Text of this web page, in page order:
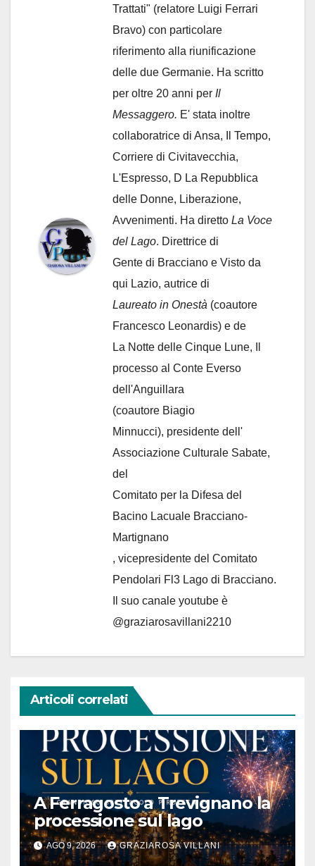
Trattati" (relatore Luigi Ferrari
Bravo) con particolare
riferimento alla riunificazione
delle due Germanie. Ha scritto
per oltre 20 anni per Il
Messaggero. E' stata inoltre
collaboratrice di Ansa, Il Tempo,
Corriere di Civitavecchia,
L'Espresso, D La Repubblica
delle Donne, Liberazione,
Avvenimenti. Ha diretto La Voce
del Lago. Direttrice di
Gente di Bracciano e Visto da
qui Lazio, autrice di
Laureato in Onestà (coautore
Francesco Leonardis) e de
La Notte delle Cinque Lune, Il
processo al Conte Everso
dell'Anguillara
(coautore Biagio
Minnucci), presidente dell'
Associazione Culturale Sabate,
del
Comitato per la Difesa del
Bacino Lacuale Bracciano-
Martignano
, vicepresidente del Comitato
Pendolari Fl3 Lago di Bracciano.
Il suo canale youtube è
@graziarosavillani2210
Articoli correlati
A Ferragosto a Trevignano la
processione sul lago
AGO 9, 2026 GRAZIAROSA VILLANI